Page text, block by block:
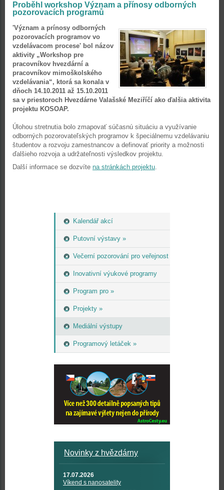
Kalendář akcí
Putovní výstavy »
Večerní pozorování pro veřejnost
Inovativní výukové programy
Program pro »
Projekty »
Mediální výstupy
Programový letáček »
Novinky z hvězdárny
17.07.2026
Víkend s nanosatelity
Proběhl workshop Význam a přínosy odborných
pozorovacích programů
'Význam a prínosy odborných
pozorovacích programov vo
vzdelávacom procese' bol názov
aktivity „Workshop pre
pracovníkov hvezdární a
pracovníkov mimoškolského
vzdelávania“, ktorá sa konala v
dňoch 14.10.2011 až 15.10.2011
sa v priestoroch Hvezdárne Valašské Meziříčí ako ďalšia aktivita
projektu KOSOAP.
Úlohou stretnutia bolo zmapovať súčasnú situáciu a využívanie
odborných pozorovateľských programov k špeciálnemu vzdelávaniu
študentov a rozvoju zamestnancov a definovať priority a možnosti
ďalšieho rozvoja a udržateľnosti výsledkov projektu.
Další informace se dozvíte na stránkách projektu.